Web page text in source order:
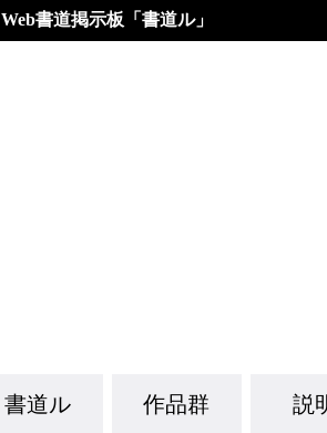
Web書道掲示板「書道ル」
書道ル 作品群 説